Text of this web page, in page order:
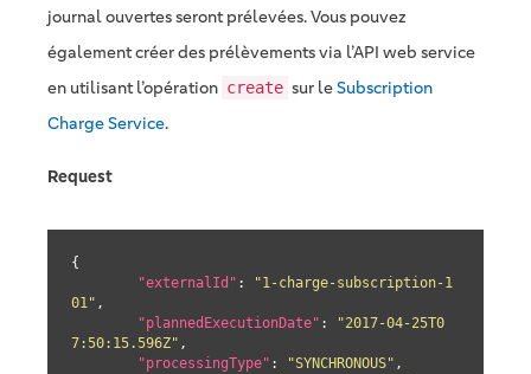
journal ouvertes seront prélevées. Vous pouvez
également créer des prélèvements via l’API web service
en utilisant l’opération create sur leSubscription
Charge Service.
Request
{
"externalId" :
"1-charge-subscription-1
01" ,
"plannedExecutionDate" :
"2017-04-25T0
7:50:15.596Z" ,
"processingType" : "SYNCHRONOUS" ,